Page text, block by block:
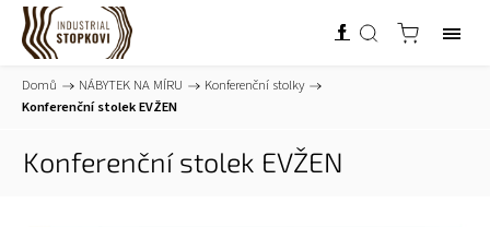
Domů / NÁBYTEK NA MÍRU / Konferenční stolky /
Konferenční stolek EVŽEN
Konferenční stolek EVŽEN